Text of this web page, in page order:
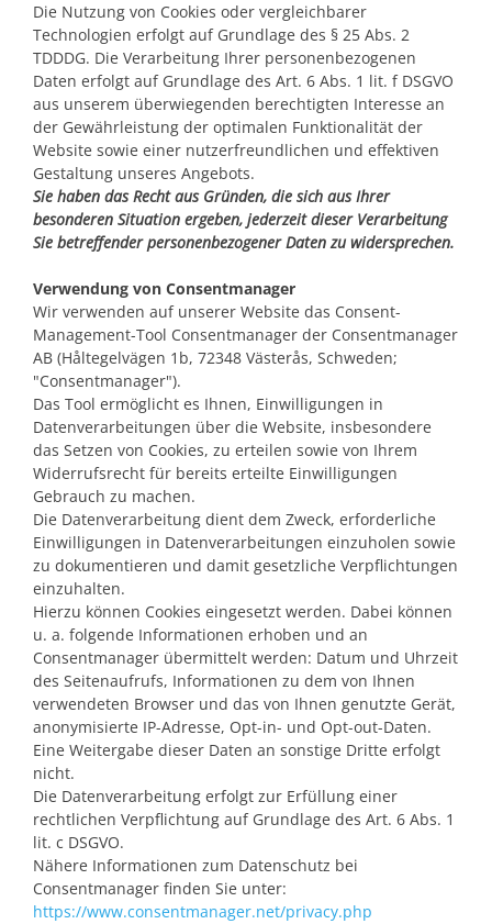
Die Nutzung von Cookies oder vergleichbarer
Technologien erfolgt auf Grundlage des § 25 Abs. 2
TDDDG. Die Verarbeitung Ihrer personenbezogenen
Daten erfolgt auf Grundlage des Art. 6 Abs. 1 lit. f DSGVO
aus unserem überwiegenden berechtigten Interesse an
der Gewährleistung der optimalen Funktionalität der
Website sowie einer nutzerfreundlichen und effektiven
Gestaltung unseres Angebots.
Sie haben das Recht aus Gründen, die sich aus Ihrer
besonderen Situation ergeben, jederzeit dieser Verarbeitung
Sie betreffender personenbezogener Daten zu widersprechen.
Verwendung von Consentmanager
Wir verwenden auf unserer Website das Consent-
Management-Tool Consentmanager der Consentmanager
AB (Håltegelvägen 1b, 72348 Västerås, Schweden;
"Consentmanager").
Das Tool ermöglicht es Ihnen, Einwilligungen in
Datenverarbeitungen über die Website, insbesondere
das Setzen von Cookies, zu erteilen sowie von Ihrem
Widerrufsrecht für bereits erteilte Einwilligungen
Gebrauch zu machen.
Die Datenverarbeitung dient dem Zweck, erforderliche
Einwilligungen in Datenverarbeitungen einzuholen sowie
zu dokumentieren und damit gesetzliche Verpflichtungen
einzuhalten.
Hierzu können Cookies eingesetzt werden. Dabei können
u. a. folgende Informationen erhoben und an
Consentmanager übermittelt werden: Datum und Uhrzeit
des Seitenaufrufs, Informationen zu dem von Ihnen
verwendeten Browser und das von Ihnen genutzte Gerät,
anonymisierte IP-Adresse, Opt-in- und Opt-out-Daten.
Eine Weitergabe dieser Daten an sonstige Dritte erfolgt
nicht.
Die Datenverarbeitung erfolgt zur Erfüllung einer
rechtlichen Verpflichtung auf Grundlage des Art. 6 Abs. 1
lit. c DSGVO.
Nähere Informationen zum Datenschutz bei
Consentmanager finden Sie unter:
https://www.consentmanager.net/privacy.php